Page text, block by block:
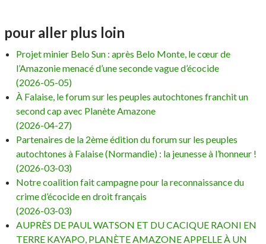
pour aller plus loin
Projet minier Belo Sun : après Belo Monte, le cœur de
l’Amazonie menacé d’une seconde vague d’écocide
(2026-05-05)
À Falaise, le forum sur les peuples autochtones franchit un
second cap avec Planète Amazone
(2026-04-27)
Partenaires de la 2ème édition du forum sur les peuples
autochtones à Falaise (Normandie) : la jeunesse à l’honneur !
(2026-03-03)
Notre coalition fait campagne pour la reconnaissance du
crime d’écocide en droit français
(2026-03-03)
AUPRÈS DE PAUL WATSON ET DU CACIQUE RAONI EN
TERRE KAYAPO, PLANÈTE AMAZONE APPELLE À UN